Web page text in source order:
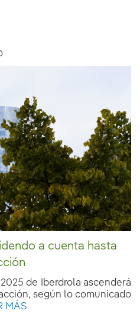
a cuenta hasta
de Iberdrola ascenderá
según lo comunicado
MÁS